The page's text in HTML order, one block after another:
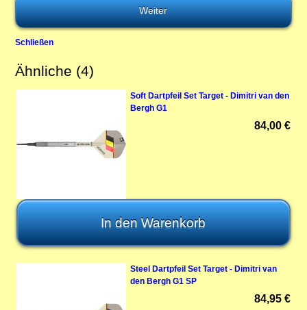
Schließen
Ähnliche (4)
Soft Dartpfeil Set Target - Dimitri van den
Bergh G1
84,00 €
Steel Dartpfeil Set Target - Dimitri van
den Bergh G1 SP
84,95 €